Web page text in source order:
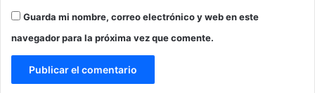
Guarda mi nombre, correo electrónico y web en este
navegador para la próxima vez que comente.